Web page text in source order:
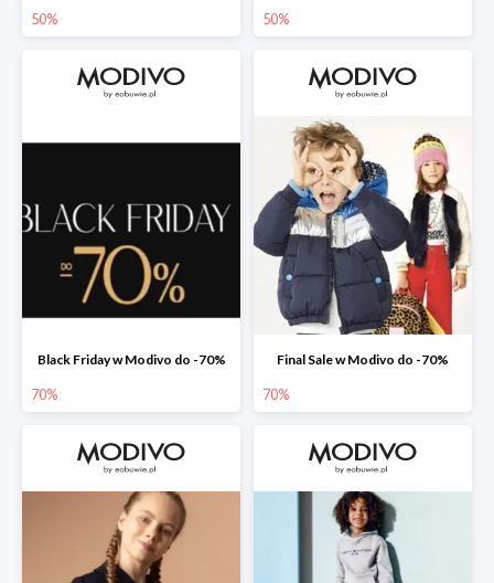
50% 50%
Black Friday w Modivo do -70%
70%
Final Sale w Modivo do -70%
70%